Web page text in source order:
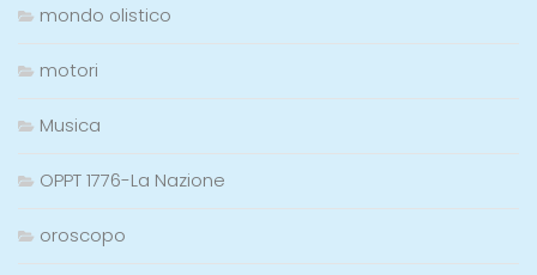
mondo olistico
motori
Musica
OPPT 1776-La Nazione
oroscopo